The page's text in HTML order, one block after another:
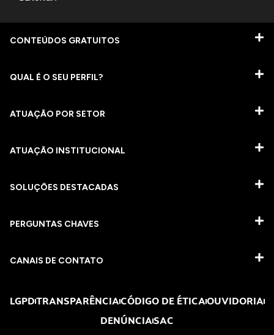
CONTEÚDOS GRATUITOS
QUAL É O SEU PERFIL?
ATUAÇÃO POR SETOR
ATUAÇÃO INSTITUCIONAL
SOLUÇÕES DESTACADAS
PERGUNTAS CHAVES​
CANAIS DE CONTATO
LGPDTRANSPARÊNCIACÓDIGO DE ÉTICAOUVIDORIA
DENÚNCIASAC